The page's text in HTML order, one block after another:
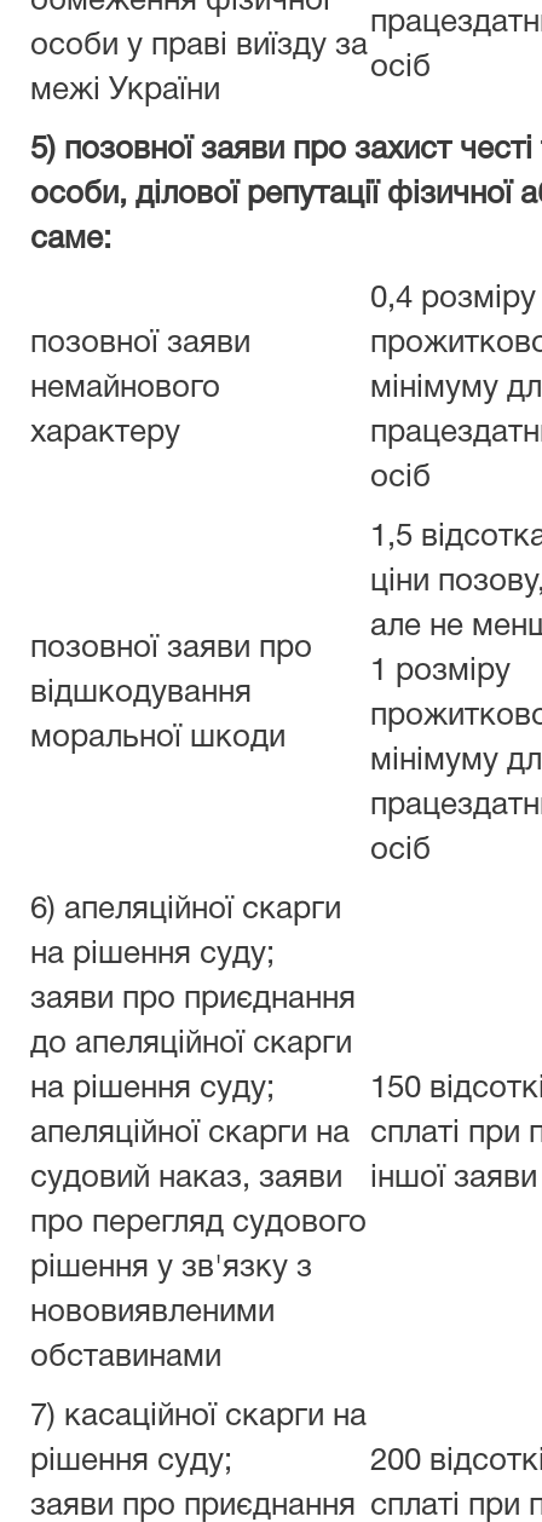
особи у праві виїзду за
межі України
осіб
5) позовної заяви про захист честі
особи, ділової репутації
саме:
позовної заяви
немайнового
характеру
0,4 розміру
мінімуму
осіб
позовної заяви про
відшкодування
моральної шкоди
1,5
ціни
але не
1 розміру
мінімуму
осіб
6) апеляційної скарги
на рішення суду;
заяви про приєднання
до апеляційної скарги
на рішення суду;
апеляційної скарги на
судовий наказ, заяви
про перегляд судового
рішення у зв'язку з
нововиявленими
обставинами
150
сплаті при
іншої
7) касаційної скарги на
рішення суду;
заяви про приєднання
200
сплаті при